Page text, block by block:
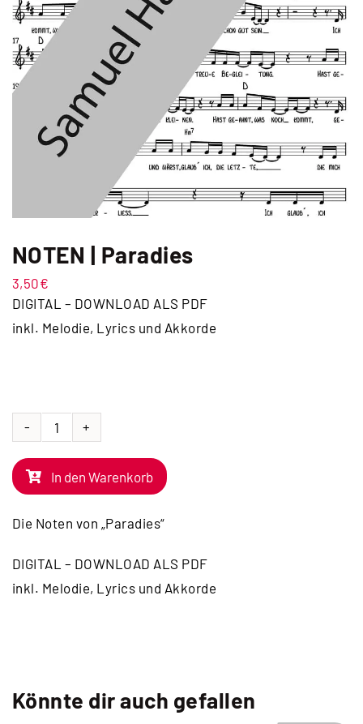
NOTEN | Paradies
3,50€
DIGITAL – DOWNLOAD ALS PDF
inkl. Melodie, Lyrics und Akkorde
NOTEN
|
Paradies
In den Warenkorb
Die Noten von „Paradies“
DIGITAL – DOWNLOAD ALS PDF
inkl. Melodie, Lyrics und Akkorde
Könnte dir auch gefallen